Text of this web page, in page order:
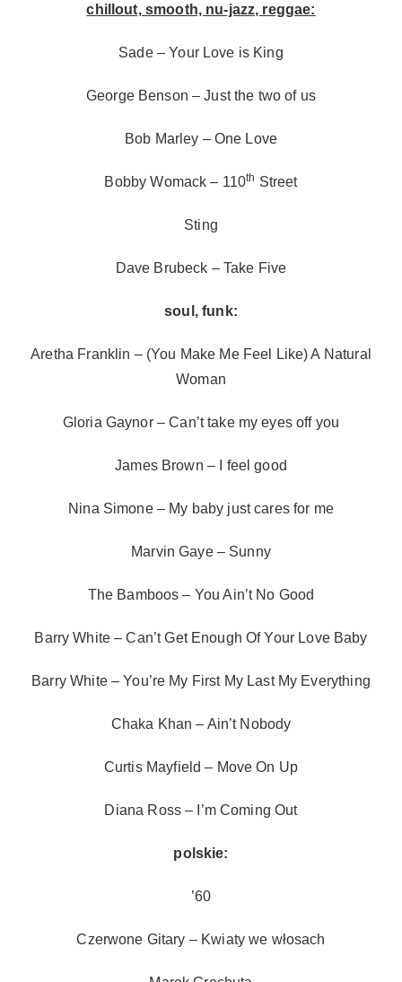
chillout, smooth, nu-jazz, reggae:
Sade – Your Love is King
George Benson – Just the two of us
Bob Marley – One Love
Bobby Womack – 110th Street
Sting
Dave Brubeck – Take Five
soul, funk:
Aretha Franklin – (You Make Me Feel Like) A Natural
Woman
Gloria Gaynor – Can’t take my eyes off you
James Brown – I feel good
Nina Simone – My baby just cares for me
Marvin Gaye – Sunny
The Bamboos – You Ain’t No Good
Barry White – Can’t Get Enough Of Your Love Baby
Barry White – You’re My First My Last My Everything
Chaka Khan – Ain’t Nobody
Curtis Mayfield – Move On Up
Diana Ross – I’m Coming Out
polskie:
’60
Czerwone Gitary – Kwiaty we włosach